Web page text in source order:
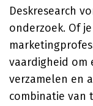
Deskresearch
onderzoek. Of
vaardigheid om
verzamelen en
combinatie van